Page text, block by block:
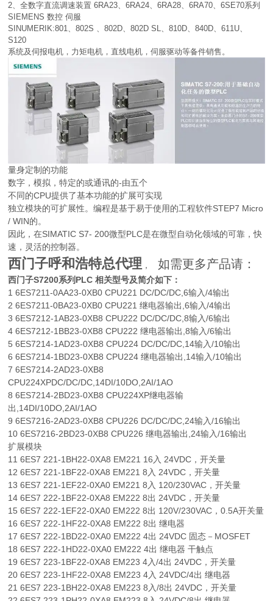
2、全数字直流调速装置 6RA23、6RA24、6RA28、6RA70、6SE70系列
SIEMENS 数控 伺服
SINUMERIK:801、802S 、802D、802D SL、810D、840D、611U、
S120
系统及伺报电机，力矩电机，直线电机，伺服驱动等备件销售。
量身定制的功能
数字，模拟，特定的或通讯的-由五个
不同的CPU提供了基本功能的扩展可实现
独立模块的可扩展性。编程是基于易于使用的工程软件STEP7 Micro
/ WIN的。
因此，在SIMATIC S7- 200微型PLC是在微型自动化领域的可靠，快
速，灵活的控制器。
西门子呼和浩特总代理 ， 如需更多产品请：
西门子S7200系列PLC 相关型号及简介如下：
1 6ES7211-0AA23-0XB0 CPU221 DC/DC/DC,6输入/4输出
2 6ES7211-0BA23-0XB0 CPU221 继电器输出,6输入/4输出
3 6ES7212-1AB23-0XB8 CPU222 DC/DC/DC,8输入/6输出
4 6ES7212-1BB23-0XB8 CPU222 继电器输出,8输入/6输出
5 6ES7214-1AD23-0XB8 CPU224 DC/DC/DC,14输入/10输出
6 6ES7214-1BD23-0XB8 CPU224 继电器输出,14输入/10输出
7 6ES7214-2AD23-0XB8
CPU224XPDC/DC/DC,14DI/10DO,2AI/1AO
8 6ES7214-2BD23-0XB8 CPU224XP继电器输
出,14DI/10DO,2AI/1AO
9 6ES7216-2AD23-0XB8 CPU226 DC/DC/DC,24输入/16输出
10 6ES7216-2BD23-0XB8 CPU226 继电器输出,24输入/16输出
扩展模块
11 6ES7 221-1BH22-0XA8 EM221 16入 24VDC，开关量
12 6ES7 221-1BF22-0XA8 EM221 8入 24VDC，开关量
13 6ES7 221-1EF22-0XA0 EM221 8入 120/230VAC，开关量
14 6ES7 222-1BF22-0XA8 EM222 8出 24VDC，开关量
15 6ES7 222-1EF22-0XA0 EM222 8出 120V/230VAC，0.5A开关量
16 6ES7 222-1HF22-0XA8 EM222 8出 继电器
17 6ES7 222-1BD22-0XA0 EM222 4出 24VDC 固态－MOSFET
18 6ES7 222-1HD22-0XA0 EM222 4出 继电器 干触点
19 6ES7 223-1BF22-0XA8 EM223 4入/4出 24VDC，开关量
20 6ES7 223-1HF22-0XA8 EM223 4入 24VDC/4出 继电器
21 6ES7 223-1BH22-0XA8 EM223 8入/8出 24VDC，开关量